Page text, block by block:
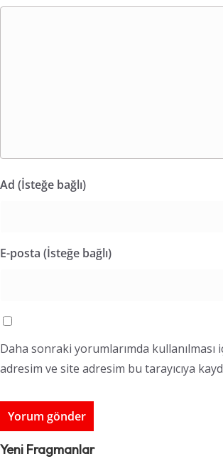
Ad (İsteğe bağlı)
E-posta (İsteğe bağlı)
Daha sonraki yorumlarımda kullanılması
adresim ve site adresim bu tarayıcıya
Yeni Fragmanlar